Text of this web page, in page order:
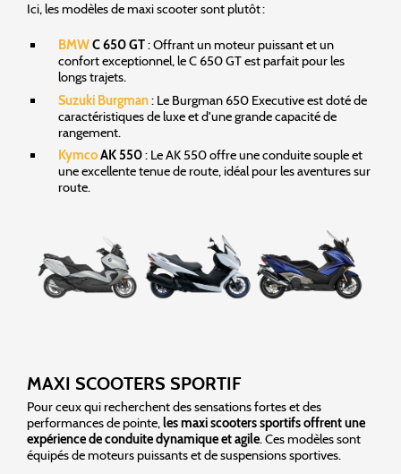
Ici, les modèles de maxi scooter sont plutôt :
BMWC 650 GT: Offrant un moteur puissant et un
confort exceptionnel, le C 650 GT est parfait pour les
longs trajets.
Suzuki Burgman: Le Burgman 650 Executive est doté de
caractéristiques de luxe et d'une grande capacité de
rangement.
KymcoAK 550: Le AK 550 offre une conduite souple et
une excellente tenue de route, idéal pour les aventures sur
route.
MAXI SCOOTERS SPORTIF
Pour ceux qui recherchent des sensations fortes et des
performances de pointe,les maxi scooters sportifs offrent une
expérience de conduite dynamique et agile. Ces modèles sont
équipés de moteurs puissants et de suspensions sportives.